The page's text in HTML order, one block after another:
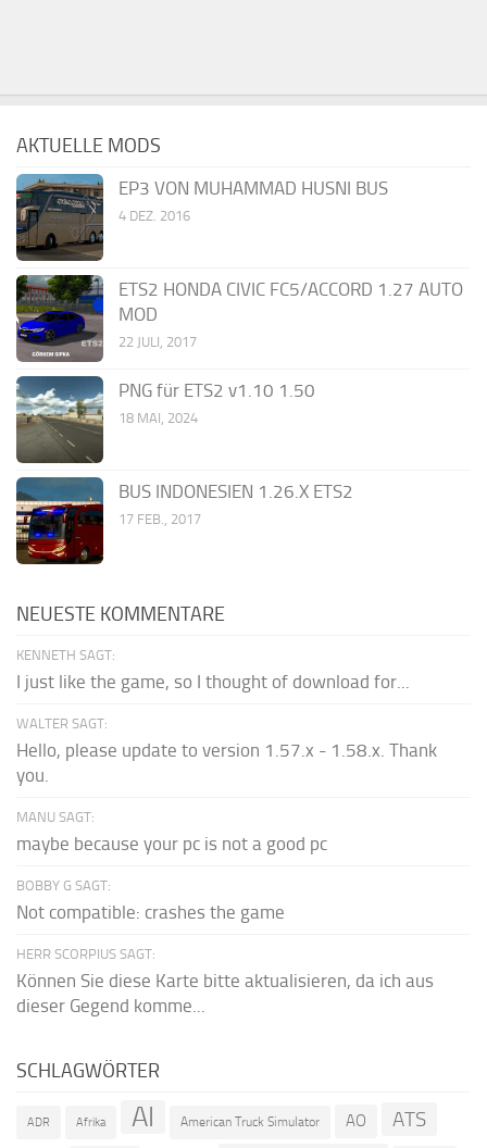
AKTUELLE MODS
EP3 VON MUHAMMAD HUSNI BUS
4 DEZ. 2016
ETS2 HONDA CIVIC FC5/ACCORD 1.27 AUTO
MOD
22 JULI, 2017
PNG für ETS2 v1.10 1.50
18 MAI, 2024
BUS INDONESIEN 1.26.X ETS2
17 FEB., 2017
NEUESTE KOMMENTARE
KENNETH SAGT:
I just like the game, so I thought of download for...
WALTER SAGT:
Hello, please update to version 1.57.x - 1.58.x. Thank
you.
MANU SAGT:
maybe because your pc is not a good pc
BOBBY G SAGT:
Not compatible: crashes the game
HERR SCORPIUS SAGT:
Können Sie diese Karte bitte aktualisieren, da ich aus
dieser Gegend komme...
SCHLAGWÖRTER
ADR Afrika AI American Truck Simulator AO ATS